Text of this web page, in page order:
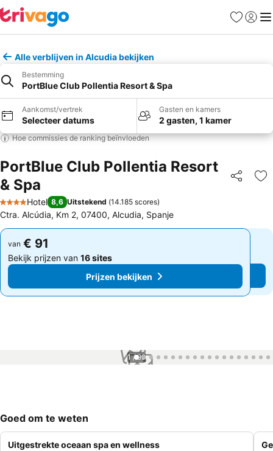
Favorieten
Alle verblijven in Alcudia bekijken
Bestemming
PortBlue Club Pollentia Resort & Spa
Aankomst/vertrek
Selecteer datums
Gasten en kamers
2 gasten, 1 kamer
Hoe commissies de ranking beïnvloeden
PortBlue Club Pollentia Resort
& Spa
Delen
4 Sterren
Hotel 8,6 Uitstekend (14.185 scores)
Ctra. Alcúdia, Km 2, 07400, Alcudia, Spanje
van € 91
Bekijk prijzen van 16 sites
Prijzen bekijken
van € 91
Bekijk prijzen van 16 sites
Prijzen bekijken
1 / 99
Goed om te weten
Uitgestrekte oceaan spa en wellness